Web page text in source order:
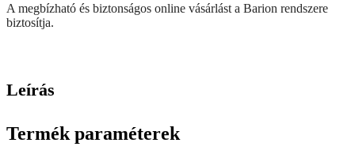
A megbízható és biztonságos online vásárlást a Barion rendszere
biztosítja.
Leírás
Termék paraméterek